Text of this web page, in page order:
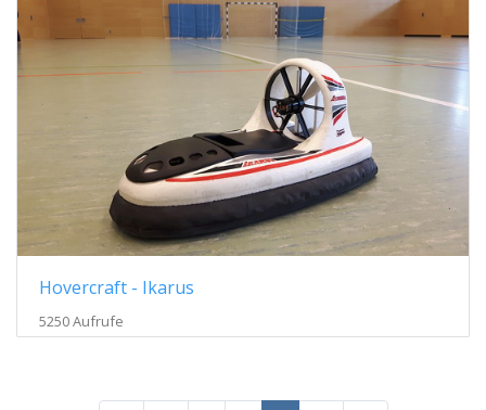
Hovercraft - Ikarus
5250 Aufrufe